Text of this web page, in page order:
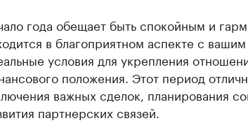
года обещает быть спокойным и
в благоприятном аспекте с
условия для укрепления
положения. Этот период
важных сделок, планирования
партнерских связей.